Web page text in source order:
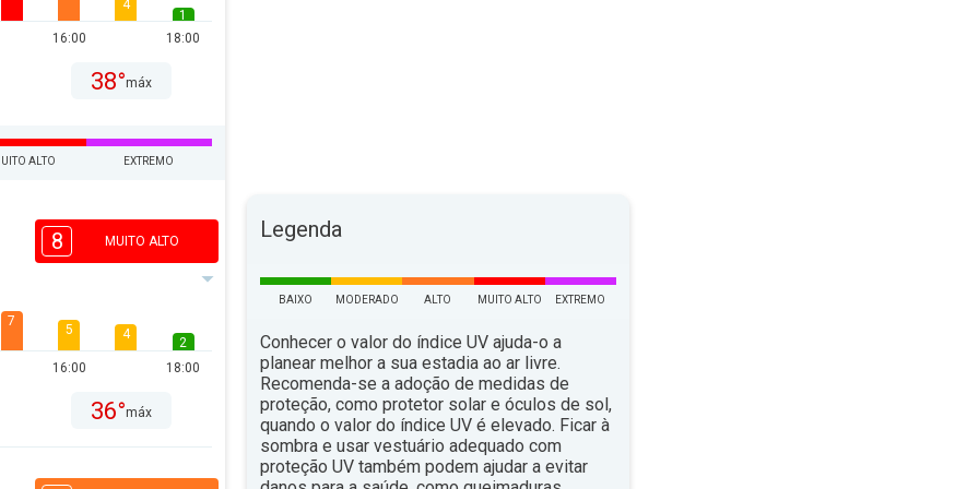
16:00
4
1
18:00
38°máx
ALTO EXTREMO
8 MUITO ALTO
7
5
16:00
4
2
18:00
36°máx
Legenda
BAIXO MODERADO ALTO MUITO ALTO EXTREMO
Conhecer o valor do índice UV ajuda-o a
planear melhor a sua estadia ao ar livre.
Recomenda-se a adoção de medidas de
proteção, como protetor solar e óculos de sol,
quando o valor do índice UV é elevado. Ficar à
sombra e usar vestuário adequado com
proteção UV também podem ajudar a evitar